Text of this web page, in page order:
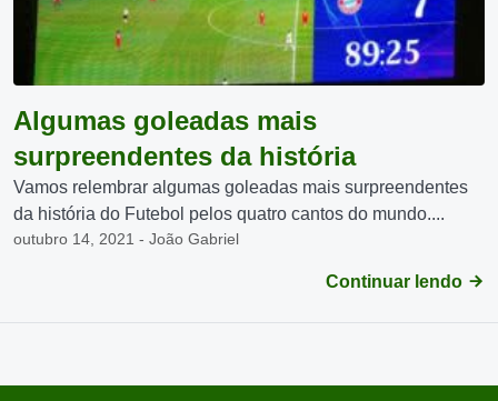
Algumas goleadas mais
surpreendentes da história
Vamos relembrar algumas goleadas mais surpreendentes
da história do Futebol pelos quatro cantos do mundo....
outubro 14, 2021 - João Gabriel
Continuar lendo